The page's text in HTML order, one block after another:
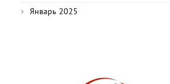
Январь 2025